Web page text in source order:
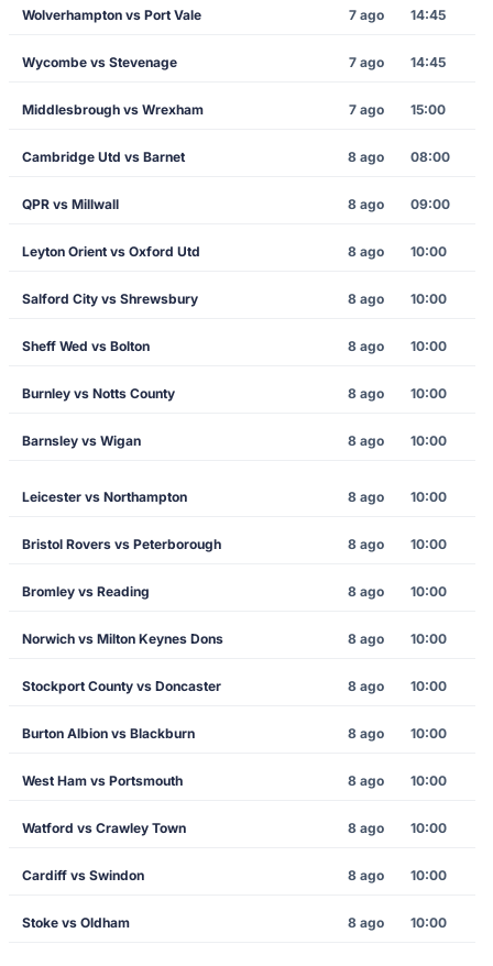
Wolverhampton vs Port Vale 7 ago 14:45
Wycombe vs Stevenage 7 ago 14:45
Middlesbrough vs Wrexham 7 ago 15:00
Cambridge Utd vs Barnet 8 ago 08:00
QPR vs Millwall 8 ago 09:00
Leyton Orient vs Oxford Utd 8 ago 10:00
Salford City vs Shrewsbury 8 ago 10:00
Sheff Wed vs Bolton 8 ago 10:00
Burnley vs Notts County 8 ago 10:00
Barnsley vs Wigan 8 ago 10:00
Leicester vs Northampton 8 ago 10:00
Bristol Rovers vs Peterborough 8 ago 10:00
Bromley vs Reading 8 ago 10:00
Norwich vs Milton Keynes Dons 8 ago 10:00
Stockport County vs Doncaster 8 ago 10:00
Burton Albion vs Blackburn 8 ago 10:00
West Ham vs Portsmouth 8 ago 10:00
Watford vs Crawley Town 8 ago 10:00
Cardiff vs Swindon 8 ago 10:00
Stoke vs Oldham 8 ago 10:00